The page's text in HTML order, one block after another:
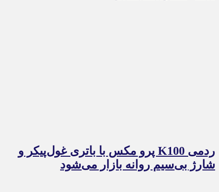
ردمی K100 پرو مکس با باتری غول‌پیکر و
شارژ بی‌سیم روانه بازار می‌شود